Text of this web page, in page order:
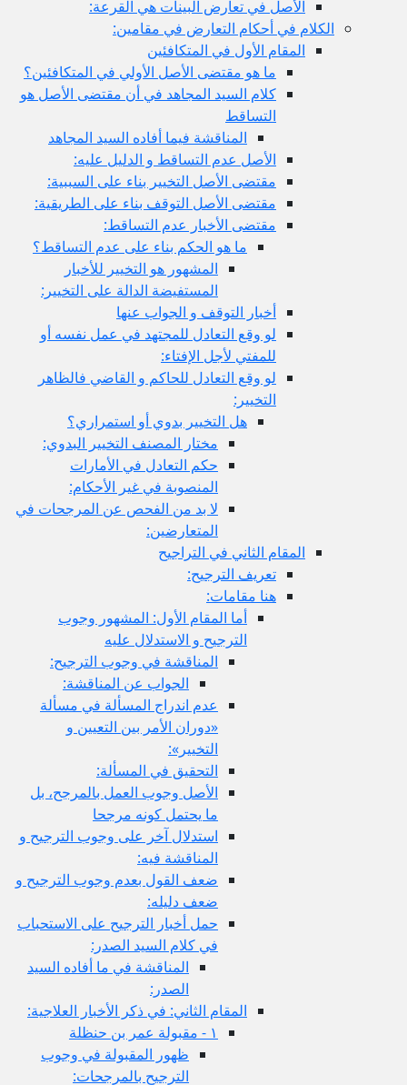
الأصل في تعارض البينات هي القرعة:
الكلام في أحكام التعارض في مقامين:
المقام الأول في المتكافئين
ما هو مقتضى الأصل الأولي في المتكافئين؟
كلام السيد المجاهد في أن مقتضى الأصل هو
التساقط
المناقشة فيما أفاده السيد المجاهد
الأصل عدم التساقط و الدليل عليه:
مقتضى الأصل التخيير بناء على السببية:
مقتضى الأصل التوقف بناء على الطريقية:
مقتضى الأخبار عدم التساقط:
ما هو الحكم بناء على عدم التساقط؟
المشهور هو التخيير للأخبار
المستفيضة الدالة على التخيير:
أخبار التوقف و الجواب عنها
لو وقع التعادل للمجتهد في عمل نفسه أو
للمفتي لأجل الإفتاء:
لو وقع التعادل للحاكم و القاضي فالظاهر
التخيير:
هل التخيير بدوي أو استمراري؟
مختار المصنف التخيير البدوي:
حكم التعادل في الأمارات
المنصوبة في غير الأحكام:
لا بد من الفحص عن المرجحات في
المتعارضين:
المقام الثاني في التراجيح
تعريف الترجيح:
هنا مقامات:
أما المقام الأول: المشهور وجوب
الترجيح و الاستدلال عليه
المناقشة في وجوب الترجيح:
الجواب عن المناقشة:
عدم اندراج المسألة في مسألة
«دوران الأمر بين التعيين و
التخيير»:
التحقيق في المسألة:
الأصل وجوب العمل بالمرجح، بل
ما يحتمل كونه مرجحا
استدلال آخر على وجوب الترجيح و
المناقشة فيه:
ضعف القول بعدم وجوب الترجيح و
ضعف دليله:
حمل أخبار الترجيح على الاستحباب
في كلام السيد الصدر:
المناقشة في ما أفاده السيد
المقام الثاني: في ذكر الأخبار العلاجية:
ظهور المقبولة في وجوب
الترجيح بالمرجحات: